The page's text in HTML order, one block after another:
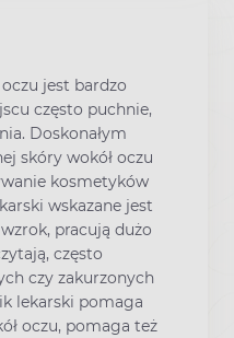
jest bardzo
często puchnie,
Doskonałym
skóry wokół oczu
kosmetyków
wskazane jest
pracują dużo
często
czy zakurzonych
lekarski pomaga
oczu, pomaga też